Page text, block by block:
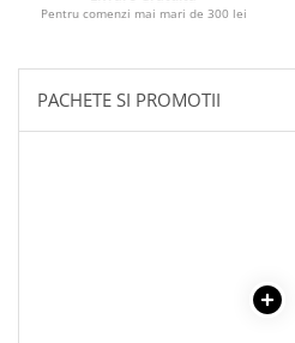
Pentru comenzi mai mari de 300 lei
PACHETE SI PROMOTII